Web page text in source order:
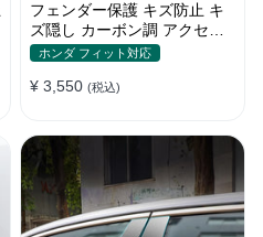
フェンダー保護 キズ防止 キ
ズ隠し カーボン調 アクセサ
リー 取付簡単 保護ステッカ
ホンダ フィット対応
¥ 3,550 (税込)